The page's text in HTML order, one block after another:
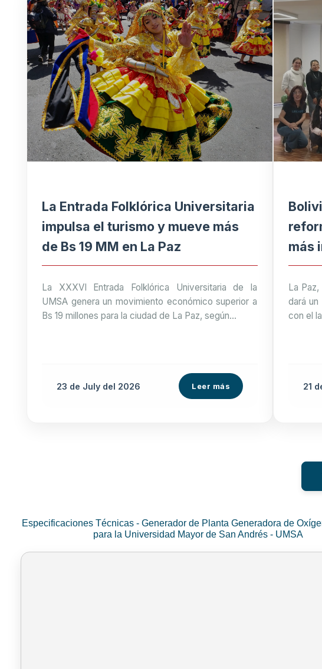
La Entrada Folklórica Universitaria
impulsa el turismo y mueve más
de Bs 19 MM en La Paz
La XXXVI Entrada Folklórica Universitaria de la
UMSA genera un movimiento económico superior a
Bs 19 millones para la ciudad de La Paz, según...
23 de July del 2026 Leer más
más
La
dará
con el
21
Especificaciones Técnicas - Generador de Planta Generadora de
para la Universidad Mayor de San Andrés - UMSA